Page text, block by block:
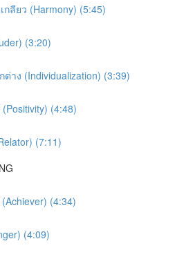
กลียว (Harmony) (5:45)
(3:20)
ต่าง (Individualization) (3:39)
(4:48)
(7:11)
(4:34)
(4:09)